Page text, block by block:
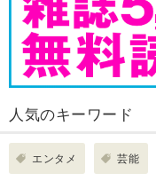
人気のキーワード
エンタメ 芸能